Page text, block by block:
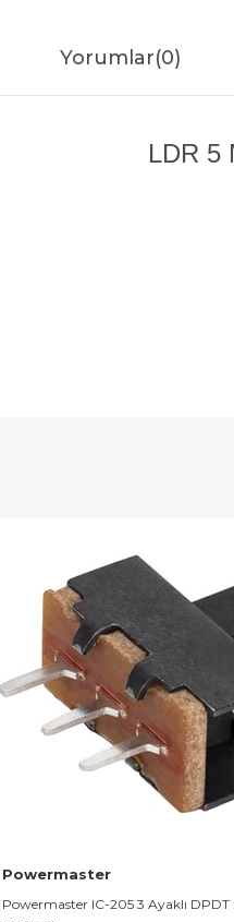
Yorumlar(0)
LDR 5
Powermaster
Powermaster IC-205 3 Ayaklı DPDT